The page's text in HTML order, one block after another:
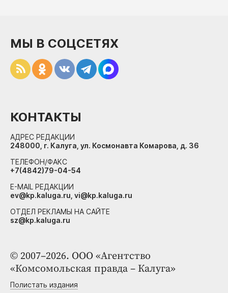
© 2007–2026. ООО «Агентство
«Комсомольская правда – Калуга»
Полистать издания
МЫ В СОЦСЕТЯХ
КОНТАКТЫ
АДРЕС РЕДАКЦИИ
248000, г. Калуга, ул. Космонавта Комарова, д. 36
ТЕЛЕФОН/ФАКС
+7(4842)79-04-54
E-MAIL РЕДАКЦИИ
ev@kp.kaluga.ru, vi@kp.kaluga.ru
ОТДЕЛ РЕКЛАМЫ НА САЙТЕ
sz@kp.kaluga.ru